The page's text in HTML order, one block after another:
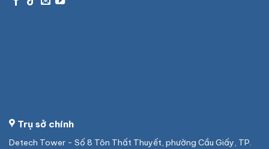
Trụ sở chính
Detech Tower - Số 8 Tôn Thất Thuyết, phường Cầu Giấy, TP.